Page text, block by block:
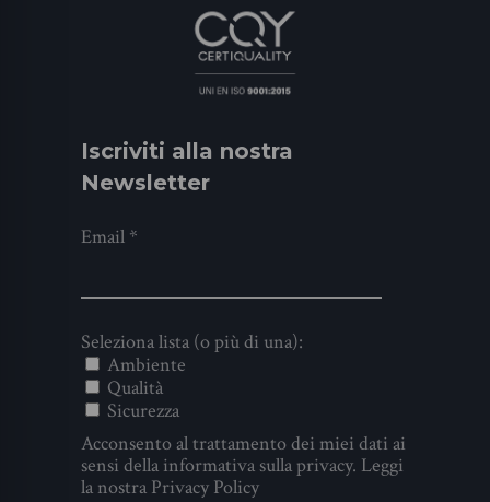
Iscriviti alla nostra
Newsletter
Email *
Seleziona lista (o più di una):
Ambiente
Qualità
Sicurezza
Acconsento al trattamento dei miei dati ai
sensi della informativa sulla privacy. Leggi
la nostra Privacy Policy